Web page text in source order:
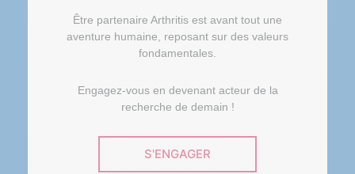
Être partenaire Arthritis est avant tout une
aventure humaine, reposant sur des valeurs
fondamentales.
Engagez-vous en devenant acteur de la
recherche de demain !
S'ENGAGER